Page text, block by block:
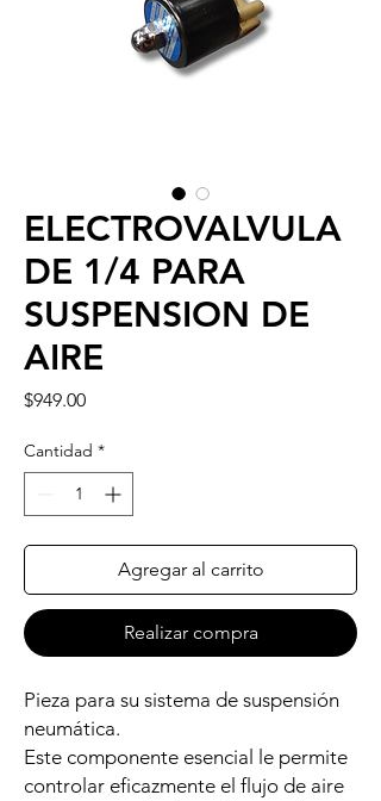
ELECTROVALVULA
DE 1/4 PARA
SUSPENSION DE
AIRE
$949.00Precio
Cantidad *
Agregar al carrito
Realizar compra
Pieza para su sistema de suspensión
neumática.
Este componente esencial le permite
controlar eficazmente el flujo de aire